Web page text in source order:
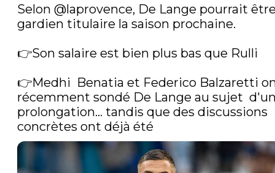
Selon @laprovence, De Lange pourrait
gardien titulaire la saison prochaine.
👉Son salaire est bien plus bas que Rulli
👉Medhi  Benatia et Federico Balzaretti
récemment sondé De Lange au sujet
prolongation… tandis que des discussions
concrètes ont déjà été